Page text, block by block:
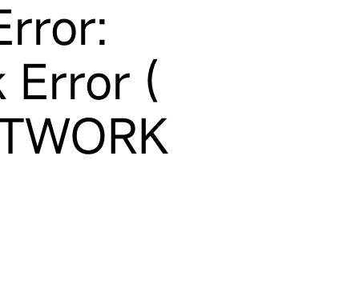
Error (